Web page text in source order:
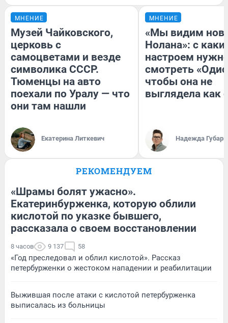
МНЕНИЕ
Музей Чайковского,
церковь с
самоцветами и везде
символика СССР.
Тюменцы на авто
поехали по Уралу — что
они там нашли
Екатерина Литкевич
МНЕНИЕ
«Мы видим
Нолана»: с
настроем
смотреть
чтобы она не
выглядела как
Надежда Губарь
РЕКОМЕНДУЕМ
«Шрамы болят ужасно».
Екатеринбурженка, которую облили
кислотой по указке бывшего,
рассказала о своем восстановлении
8 часов 9 137 58
«Год преследовал и облил кислотой». Рассказ
петербурженки о жестоком нападении и реабилитации
Выжившая после атаки с кислотой петербурженка
выписалась из больницы